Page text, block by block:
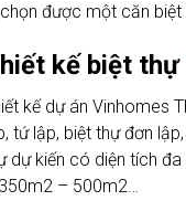
được một căn biệt
kế biệt thự
kế dự án Vinhomes
tứ lập, biệt thự đơn
dự kiến có diện tích
– 500m2…